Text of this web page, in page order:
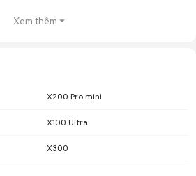
Xem thêm
X200 Pro mini
X100 Ultra
X300